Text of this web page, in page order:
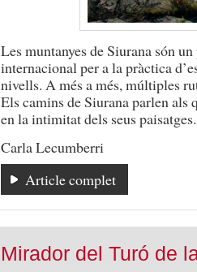
Les muntanyes de Siurana són
internacional per a la pràctica
nivells. A més a més, múltiples
Els camins de Siurana parlen als
en la intimitat dels seus
Carla Lecumberri
Article complet
Mirador del Turó de